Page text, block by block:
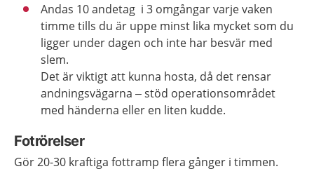
Andas 10 andetag i 3 omgångar varje vaken
timme tills du är uppe minst lika mycket som du
ligger under dagen och inte har besvär med
slem.
Det är viktigt att kunna hosta, då det rensar
andningsvägarna – stöd operationsområdet
med händerna eller en liten kudde.
Fotrörelser
Gör 20-30 kraftiga fottramp flera gånger i timmen.